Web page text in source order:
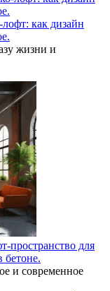
как дизайн
жизни и
пространство для
бетоне.
и современное